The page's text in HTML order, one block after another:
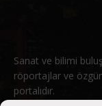
Sanat ve bilimi
röportajlar ve
portalıdır.